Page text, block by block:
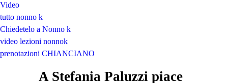
Video
tutto nonno k
Chiedetelo a Nonno k
video lezioni nonnok
prenotazioni CHIANCIANO
A Stefania Paluzzi piace